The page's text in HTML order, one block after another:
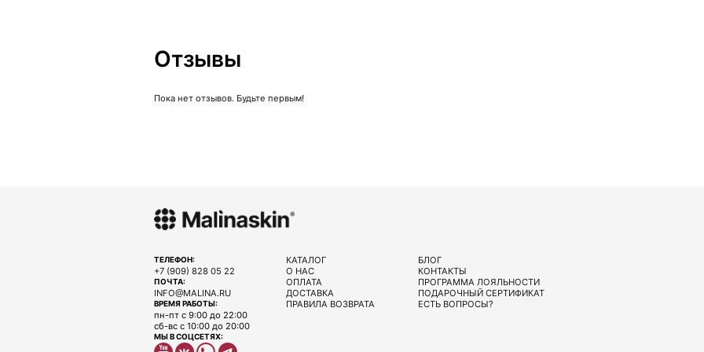
Отзывы
Пока нет отзывов. Будьте первым!
ТЕЛЕФОН:
+7 (909) 828 05 22
ПОЧТА:
INFO@MALINA.RU
ВРЕМЯ РАБОТЫ:
пн-пт с 9:00 до 22:00
сб-вс с 10:00 до 20:00
МЫ В СОЦСЕТЯХ:
КАТАЛОГ
О НАС
ОПЛАТА
ДОСТАВКА
ПРАВИЛА ВОЗВРАТА
БЛОГ
КОНТАКТЫ
ПРОГРАММА ЛОЯЛЬНОСТИ
ПОДАРОЧНЫЙ СЕРТИФИКАТ
ЕСТЬ ВОПРОСЫ?